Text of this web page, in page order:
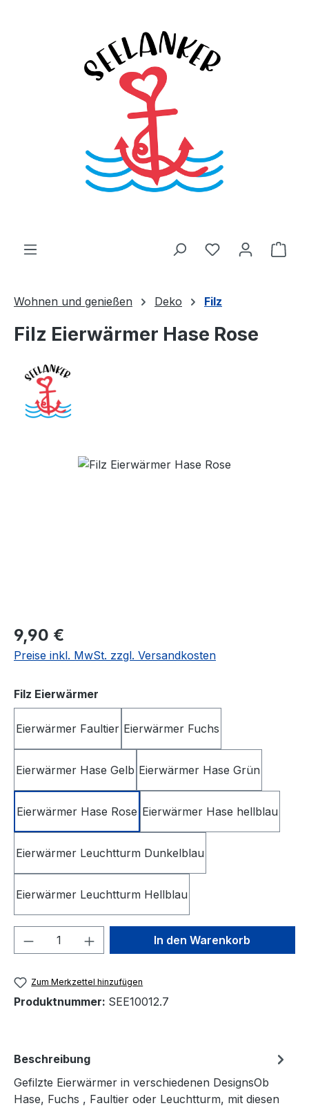
Du hast 0
Wohnen und genießen Deko Filz
Filz Eierwärmer Hase Rose
Bildergalerie überspringen
Regulärer Preis:
9,90 €
Preise inkl. MwSt. zzgl. Versandkosten
Filz Eierwärmer
Eierwärmer Faultier Eierwärmer Fuchs
Eierwärmer Hase Gelb Eierwärmer Hase Grün
Eierwärmer Hase Rose Eierwärmer Hase hellblau
Eierwärmer Leuchtturm Dunkelblau
Eierwärmer Leuchtturm Hellblau
Produkt Anzahl: Gib denIn den Warenkorb
Zum Merkzettel hinzufügen
Produktnummer: SEE10012.7
Beschreibung
Gefilzte Eierwärmer in verschiedenen DesignsOb
Hase, Fuchs , Faultier oder Leuchtturm, mit diesen